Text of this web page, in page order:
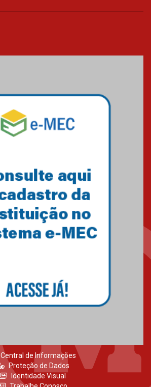
Central de Informações
Proteção de Dados
Identidade Visual